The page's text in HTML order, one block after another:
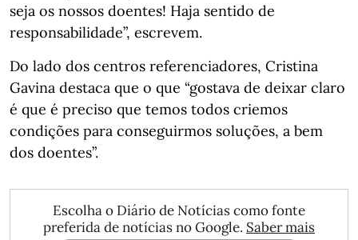
seja os nossos doentes! Haja sentido de
responsabilidade”, escrevem.
Do lado dos centros referenciadores, Cristina
Gavina destaca que o que “gostava de deixar claro
é que é preciso que temos todos criemos
condições para conseguirmos soluções, a bem
dos doentes”.
Escolha o Diário de Notícias como fonte
preferida de notícias no Google. Saber mais